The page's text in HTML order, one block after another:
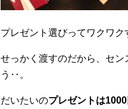
プレゼント選びってワクワク
せっかく渡すのだから、セ
う‥。
だいたいのプレゼントは